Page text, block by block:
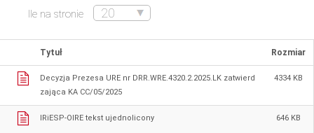
Ile na stronie
Tytuł Rozmiar
Decyzja Prezesa URE nr DRR.WRE.4320.2.2025.LK zatwierd
zająca KA CC/05/2025
4334 KB
IRiESP-OIRE tekst ujednolicony 646 KB